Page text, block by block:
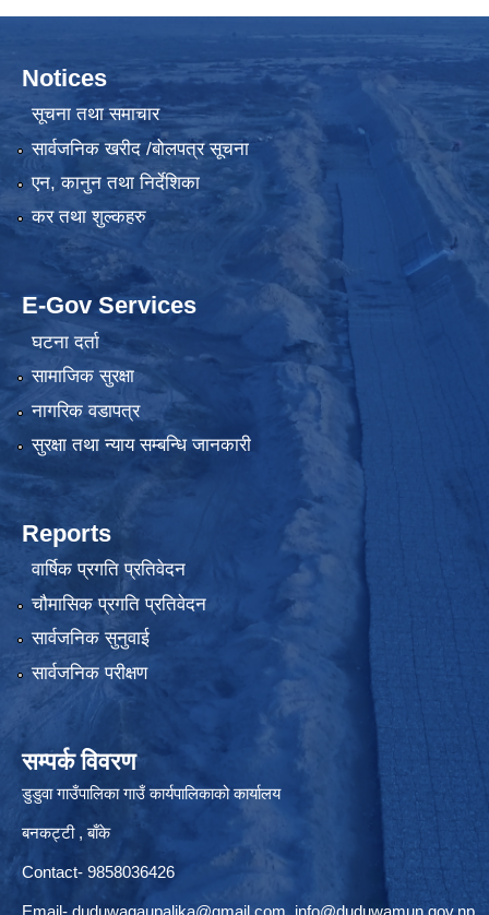
Notices
सूचना तथा समाचार
सार्वजनिक खरीद /बोलपत्र सूचना
एन, कानुन तथा निर्देशिका
कर तथा शुल्कहरु
E-Gov Services
घटना दर्ता
सामाजिक सुरक्षा
नागरिक वडापत्र
सुरक्षा तथा न्याय सम्बन्धि जानकारी
Reports
वार्षिक प्रगति प्रतिवेदन
चौमासिक प्रगति प्रतिवेदन
सार्वजनिक सुनुवाई
सार्वजनिक परीक्षण
सम्पर्क विवरण
डुडुवा गाउँपालिका गाउँ कार्यपालिकाको कार्यालय
बनकट्टी , बाँके
Contact- 9858036426
Email- duduwagaupalika@gmail.com info@duduwamun.gov.np